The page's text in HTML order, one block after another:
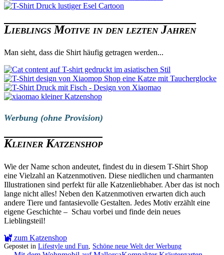
Lieblings Motive in den lezten Jahren
Man sieht, dass die Shirt häufig getragen werden...
Werbung (ohne Provision)
Kleiner Katzenshop
Wie der Name schon andeutet, findest du in diesem T-Shirt Shop
eine Vielzahl an Katzenmotiven. Diese niedlichen und charmanten
Illustrationen sind perfekt für alle Katzenliebhaber. Aber das ist noch
lange nicht alles! Neben den Katzenmotiven erwarten dich auch
andere Tiere und fantasievolle Gestalten. Jedes Motiv erzählt eine
eigene Geschichte – Schau vorbei und finde dein neues
Lieblingsteil!
zum Katzenshop
Gepostet in Lifestyle und Fun Schöne neue Welt der Werbung